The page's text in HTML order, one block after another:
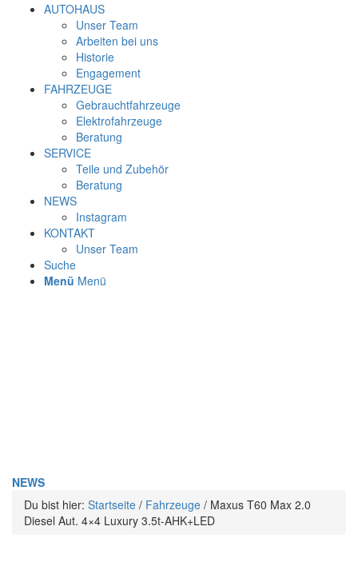
AUTOHAUS
Unser Team
Arbeiten bei uns
Historie
Engagement
FAHRZEUGE
Gebrauchtfahrzeuge
Elektrofahrzeuge
Beratung
SERVICE
Teile und Zubehör
Beratung
NEWS
Instagram
KONTAKT
Unser Team
Suche
Menü Menü
NEWS
Du bist hier: Startseite / Fahrzeuge / Maxus T60 Max 2.0
Diesel Aut. 4×4 Luxury 3.5t-AHK+LED